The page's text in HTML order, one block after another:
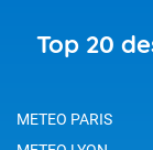
Top 20
METEO PARIS